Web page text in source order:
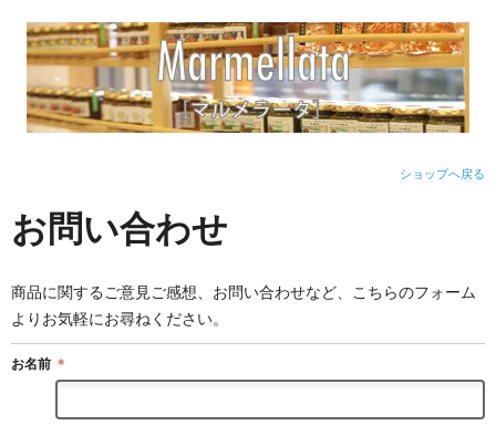
ショップへ戻る
お問い合わせ
商品に関するご意見ご感想、お問い合わせなど、こちらのフォーム
よりお気軽にお尋ねください。
お名前 ＊